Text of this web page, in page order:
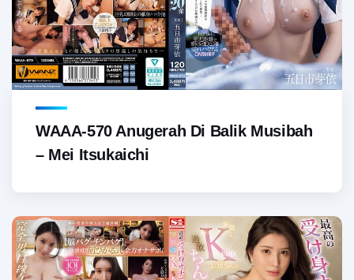
WAAA-570 Anugerah Di Balik Musibah
– Mei Itsukaichi